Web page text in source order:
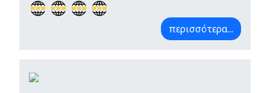
περισσότερα...